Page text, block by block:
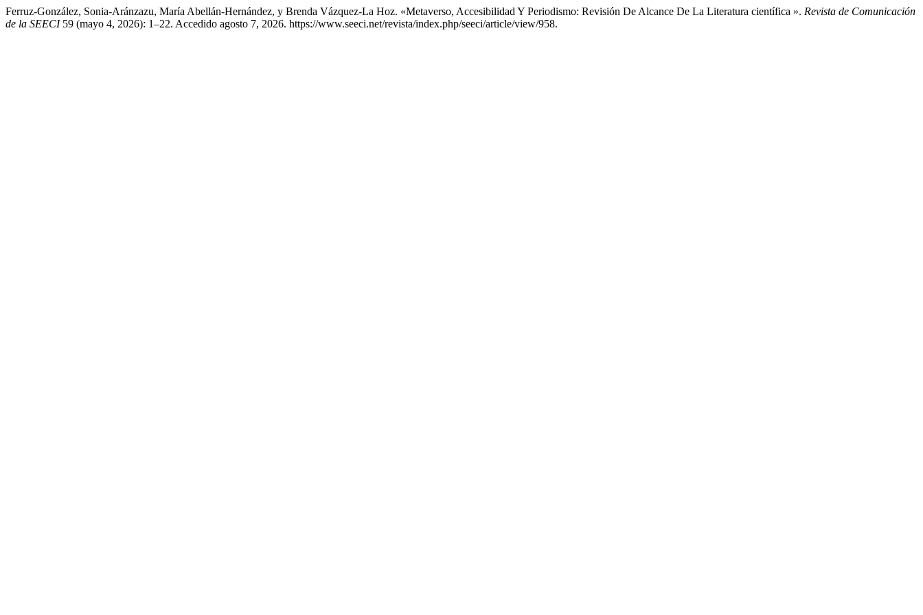
Ferruz-González, Sonia-Aránzazu, María Abellán-Hernández, y Brenda Vázquez-La Hoz. «Metaverso, Accesibilidad Y Periodismo: Revisión De Alcance De La Literatura científica ». Revista de Comunicación
de la SEECI59 (mayo 4, 2026): 1–22. Accedido agosto 7, 2026. https://www.seeci.net/revista/index.php/seeci/article/view/958.